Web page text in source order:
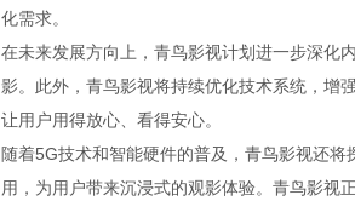
化需求。
在未来发展方向上，青鸟影视计划进一步深化
影。此外，青鸟影视将持续优化技术系统，增
让用户用得放心、看得安心。
随着5G技术和智能硬件的普及，青鸟影视还
用，为用户带来沉浸式的观影体验。青鸟影视